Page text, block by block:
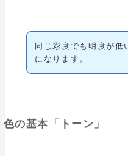
同じ彩度でも明度が低
になります。
色の基本「トーン」